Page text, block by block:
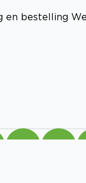
en bestelling